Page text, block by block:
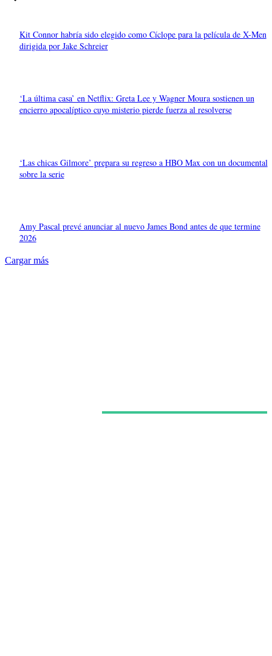
Kit Connor habría sido elegido como Cíclope para la película de X-Men
dirigida por Jake Schreier
‘La última casa’ en Netflix: Greta Lee y Wagner Moura sostienen un
encierro apocalíptico cuyo misterio pierde fuerza al resolverse
‘Las chicas Gilmore’ prepara su regreso a HBO Max con un documental
sobre la serie
Amy Pascal prevé anunciar al nuevo James Bond antes de que termine
2026
Cargar más